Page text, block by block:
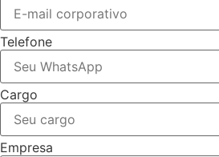
Telefone
Cargo
Empresa